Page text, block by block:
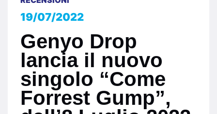
19/07/2022
Genyo Drop
lancia il nuovo
singolo “Come
Forrest Gump”,